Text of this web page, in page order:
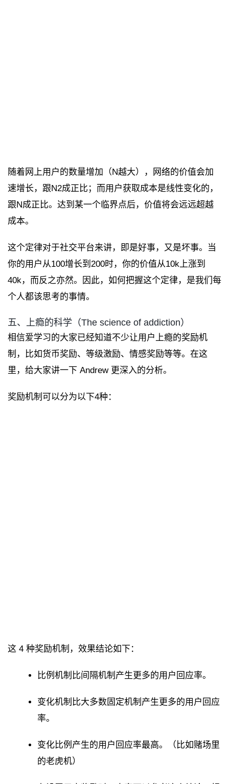
随着网上用户的数量增加（N越大），网络的价值会加
速增长，跟N2成正比；而用户获取成本是线性变化的，
跟N成正比。达到某一个临界点后，价值将会远远超越
成本。
这个定律对于社交平台来讲，即是好事，又是坏事。当
你的用户从100增长到200时，你的价值从10k上涨到
40k，而反之亦然。因此，如何把握这个定律，是我们每
个人都该思考的事情。
五、上瘾的科学（The science of addiction）
相信爱学习的大家已经知道不少让用户上瘾的奖励机
制，比如货币奖励、等级激励、情感奖励等等。在这
里，给大家讲一下 Andrew 更深入的分析。
奖励机制可以分为以下4种：
这 4 种奖励机制，效果结论如下：
比例机制比间隔机制产生更多的用户回应率。
变化机制比大多数固定机制产生更多的用户回应
率。
变化比例产生的用户回应率最高。（比如赌场里
的老虎机）